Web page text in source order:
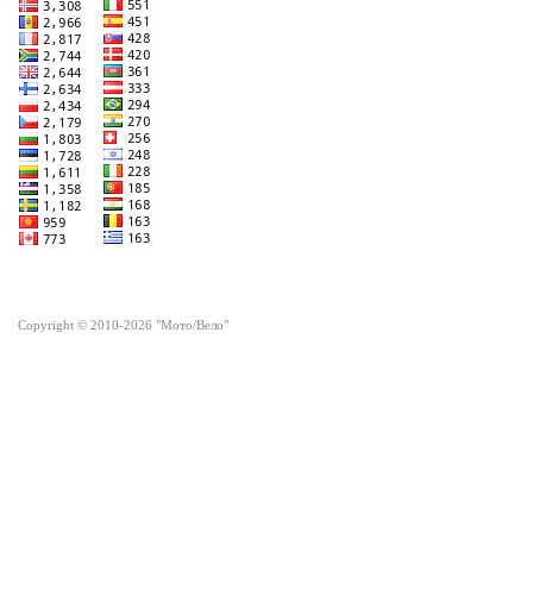
Copyright © 2010-2026 "Мото/Вело"